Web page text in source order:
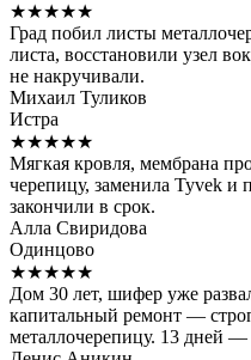
★★★★★
Град побил листы
листа, восстановили узел
не накручивали.
Михаил Туликов
Истра
★★★★★
Мягкая кровля, мембрана
черепицу, заменила Tyvek
закончили в срок.
Алла Свиридова
Одинцово
★★★★★
Дом 30 лет, шифер уже
капитальный ремонт —
металлочерепицу. 13 дней —